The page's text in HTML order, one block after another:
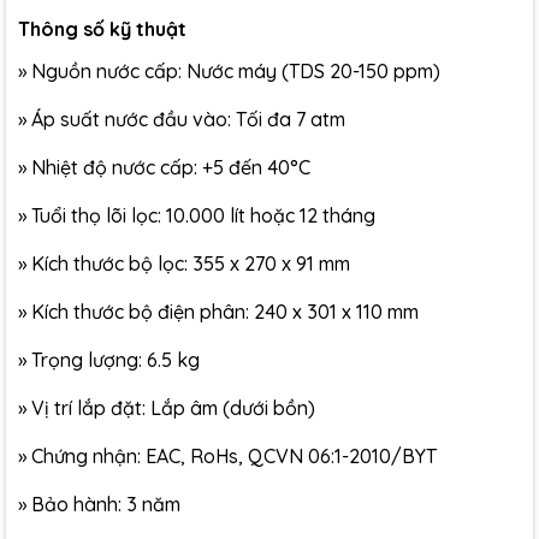
Thông số kỹ thuật
» Nguồn nước cấp: Nước máy (TDS 20-150 ppm)
» Áp suất nước đầu vào: Tối đa 7 atm
» Nhiệt độ nước cấp: +5 đến 40°C
» Tuổi thọ lõi lọc: 10.000 lít hoặc 12 tháng
» Kích thước bộ lọc: 355 х 270 х 91 mm
» Kích thước bộ điện phân: 240 x 301 x 110 mm
» Trọng lượng: 6.5 kg
» Vị trí lắp đặt: Lắp âm (dưới bồn)
» Chứng nhận: EAC, RoHs, QCVN 06:1-2010/BYT
» Bảo hành: 3 năm